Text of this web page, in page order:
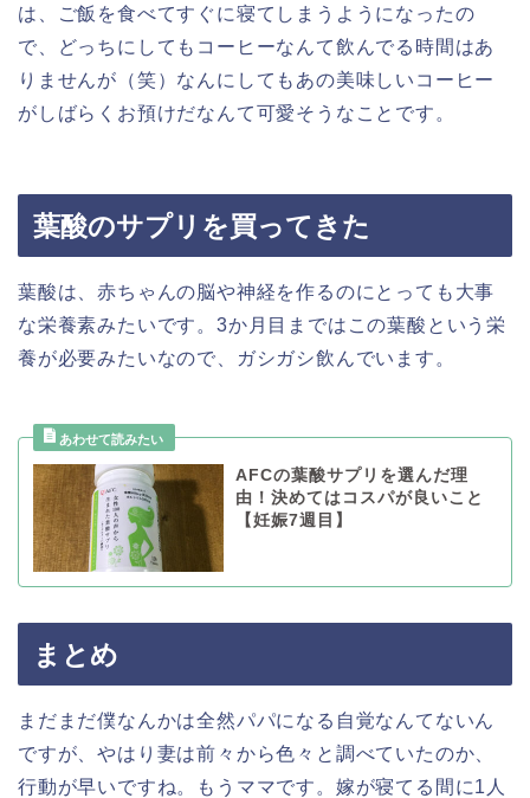
は、ご飯を食べてすぐに寝てしまうようになったの
で、どっちにしてもコーヒーなんて飲んでる時間はあ
りませんが（笑）なんにしてもあの美味しいコーヒー
がしばらくお預けだなんて可愛そうなことです。
葉酸のサプリを買ってきた
葉酸は、赤ちゃんの脳や神経を作るのにとっても大事
な栄養素みたいです。3か月目まではこの葉酸という栄
養が必要みたいなので、ガシガシ飲んでいます。
AFCの葉酸サプリを選んだ理
由！決めてはコスパが良いこと
【妊娠7週目】
まとめ
まだまだ僕なんかは全然パパになる自覚なんてないん
ですが、やはり妻は前々から色々と調べていたのか、
行動が早いですね。もうママです。嫁が寝てる間に1人